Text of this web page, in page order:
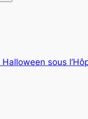
Halloween sous